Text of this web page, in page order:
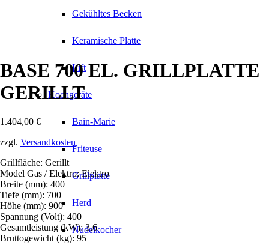
Gekühltes Becken
Keramische Platte
Lift
Kochgeräte
Bain-Marie
Friteuse
Grillplatte
Herd
Nudelkocher
BASE 700 EL. GRILLPLATTE
GERILLT
1.404,00 €
zzgl. Versandkosten
Grillfläche: Gerillt
Model Gas / Elektro: Elektro
Breite (mm): 400
Tiefe (mm): 700
Höhe (mm): 900
Spannung (Volt): 400
Gesamtleistung (kW): 3,6
Bruttogewicht (kg): 95